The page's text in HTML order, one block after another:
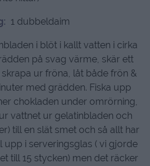
1 dubbeldaim
i blöt i kallt vatten i cirka
på svag värme, skär ett
ur fröna, låt både frön &
med grädden. Fiska upp
chokladen under omrörning,
vattnet ur gelatinbladen och
till en slät smet och så allt har
upp i serveringsglas ( vi gjorde
till 15 stycken) men det räcker